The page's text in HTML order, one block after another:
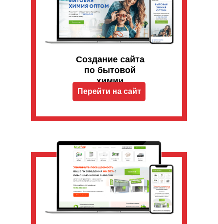
Создание сайта
по бытовой
химии
Перейти на сайт